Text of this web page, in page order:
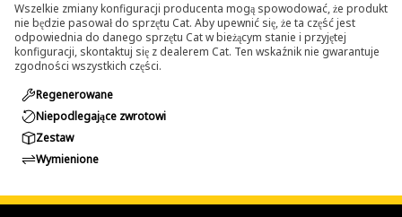
Wszelkie zmiany konfiguracji producenta mogą spowodować, że produkt
nie będzie pasował do sprzętu Cat. Aby upewnić się, że ta część jest
odpowiednia do danego sprzętu Cat w bieżącym stanie i przyjętej
konfiguracji, skontaktuj się z dealerem Cat. Ten wskaźnik nie gwarantuje
zgodności wszystkich części.
Regenerowane
Niepodlegające zwrotowi
Zestaw
Wymienione